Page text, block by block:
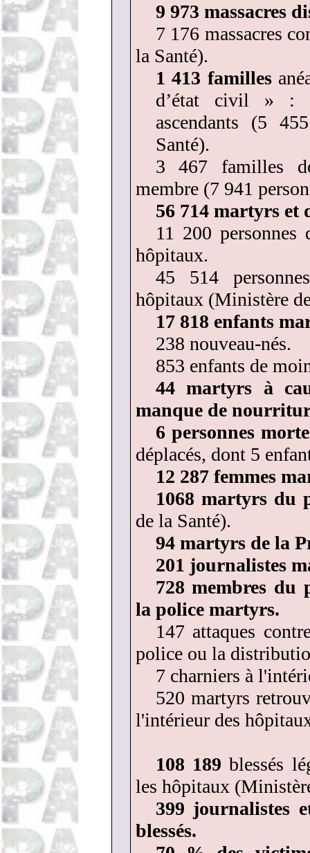
9 973 massacres
7 176 massacres
la Santé).
1 413 familles
d’état civil » :
ascendants (5
Santé).
3 467 familles
membre (7 941
56 714 martyrs et
11 200 personnes
hôpitaux.
45 514
hôpitaux (Ministère
17 818 enfants
238 nouveau-nés.
853 enfants de
44 martyrs à
manque de
6 personnes
déplacés, dont 5
12 287 femmes
1068 martyrs du
de la Santé).
94 martyrs de la
201 journalistes
728 membres du
la police martyrs.
147 attaques
police ou la
7 charniers à
520 martyrs
l'intérieur des
108 189blessés
les hôpitaux
399 journalistes
blessés.